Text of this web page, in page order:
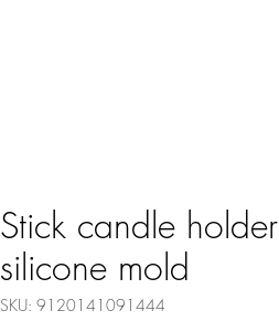
Stick candle holder
silicone mold
SKU: 9120141091444